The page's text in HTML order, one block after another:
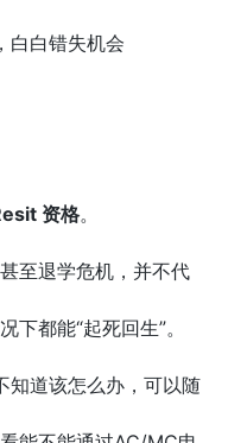
白白错失机会
资格。
至退学危机，并不代
下都能“起死回生”。
知道该怎么办，可以随